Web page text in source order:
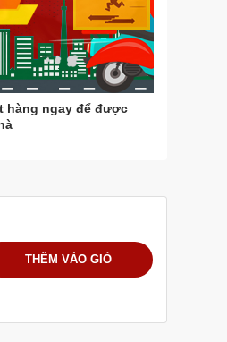
hàng ngay để được
THÊM VÀO GIỎ